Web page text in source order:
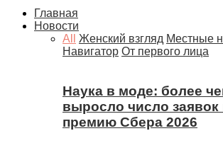
Главная
Новости
All
Женский взгляд Местные
Навигатор От первого лица
Наука в моде: более
выросло число
премию Сбера 2026